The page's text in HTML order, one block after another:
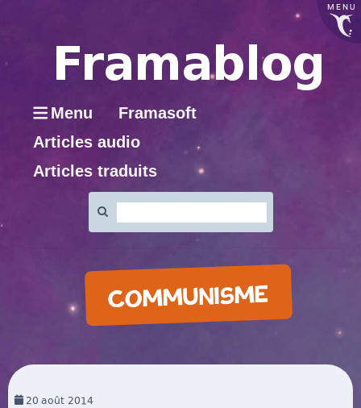
MENU
Menu
Framasoft
Articles audio
Articles traduits
:
COMMUNISME
20 août 2014